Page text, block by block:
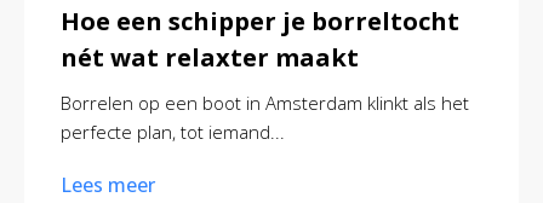
Hoe een schipper je borreltocht
nét wat relaxter maakt
Borrelen op een boot in Amsterdam klinkt als het
perfecte plan, tot iemand...
Lees meer